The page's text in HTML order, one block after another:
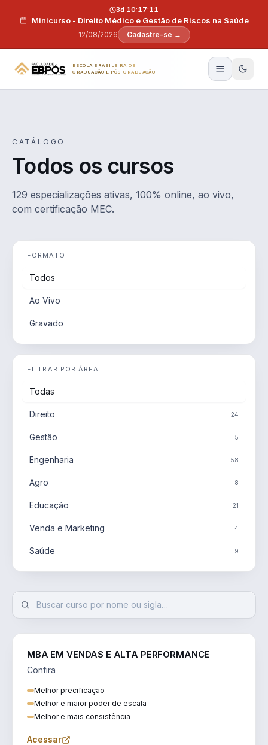
Minicurso - Direito Médico e Gestão de Riscos na Saúde
12/08/2026
3d 10:17:10
Cadastre-se →
ESCOLA BRASILEIRA DE
GRADUAÇÃO E PÓS-GRADUAÇÃO
CATÁLOGO
Todos os cursos
129 especializações ativas, 100% online, ao vivo,
com certificação MEC.
FORMATO
Todos
Ao Vivo
Gravado
FILTRAR POR ÁREA
Todas
Direito 24
Gestão 5
Engenharia 58
Agro 8
Educação 21
Venda e Marketing 4
Saúde 9
MBA EM VENDAS E ALTA PERFORMANCE
Confira
Melhor precificação
Melhor e maior poder de escala
Melhor e mais consistência
Acessar